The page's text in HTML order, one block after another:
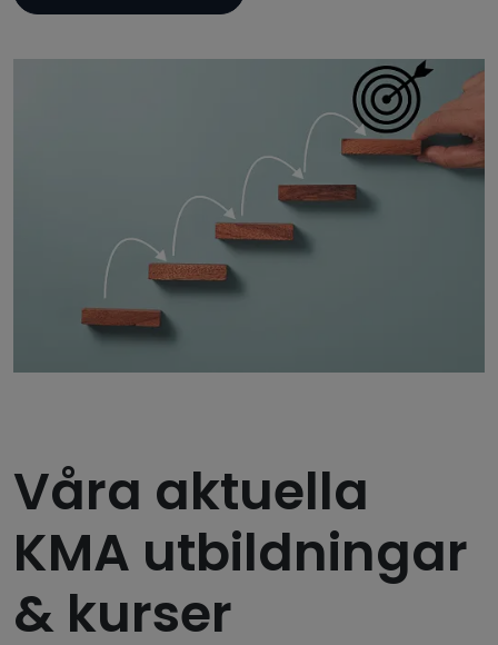
Våra aktuella
KMA utbildningar
& kurser